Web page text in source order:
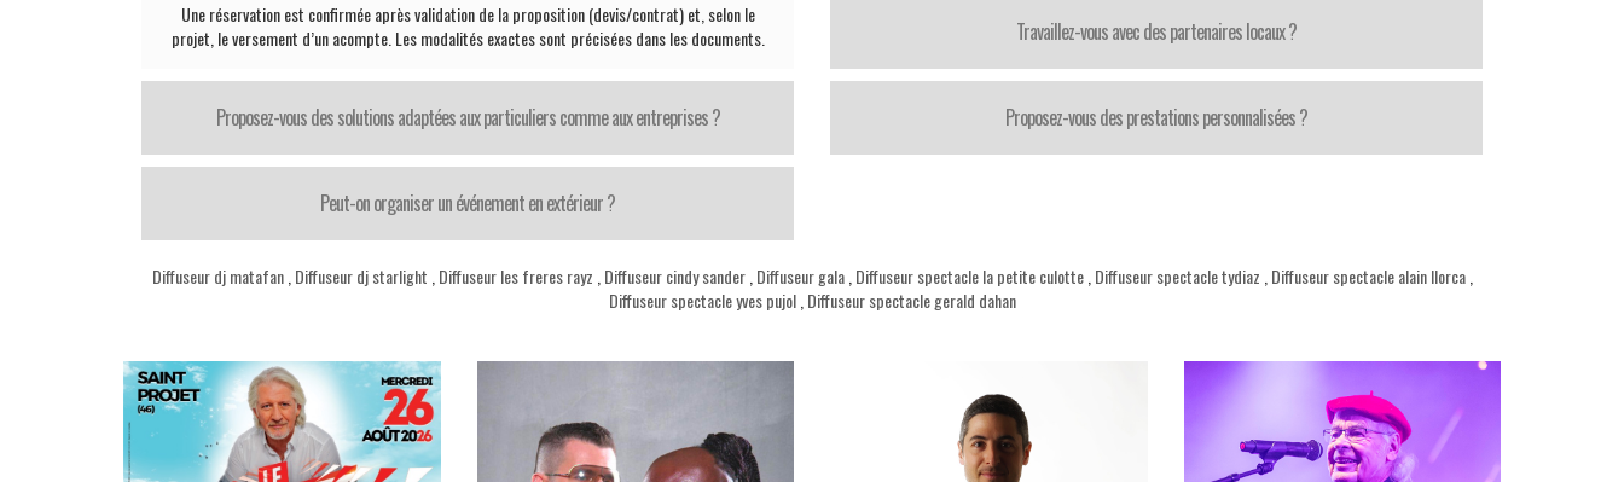
Une réservation est confirmée après validation de la proposition (devis/contrat) et, selon le
projet, le versement d’un acompte. Les modalités exactes sont précisées dans les documents.
Proposez-vous des solutions adaptées aux particuliers comme aux entreprises ?
Peut-on organiser un événement en extérieur ?
Travaillez-vous avec des partenaires locaux ?
Proposez-vous des prestations personnalisées ?
Diffuseur dj matafan, Diffuseur dj starlight Diffuseur les freres rayz Diffuseur cindy sander, Diffuseur gala, Diffuseur spectacle la petite culotte, Diffuseur spectacle tydiaz Diffuseur spectacle alain llorca,
Diffuseur spectacle yves pujol, Diffuseur spectacle gerald dahan